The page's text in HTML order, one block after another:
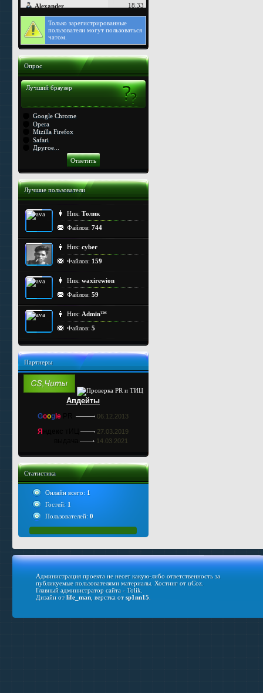
Только зарегистрированные
пользователи могут пользоваться
чатом.
Опрос
Лучший браузер
Google Chrome
Opera
Mizilla Firefox
Safari
Другое...
Лучшие пользователи
Ник: Толик
Файлов: 744
Ник: cyber
Файлов: 159
Ник: waxirewion
Файлов: 59
Ник: Admin™
Файлов: 5
Партнеры
Апдейты
Goog le 06.12.2013
Я 27.03.2019
14.03.2021
Статистика
Онлайн всего: 1
Гостей: 1
Пользователей: 0
Администрация проекта не несет какую-либо ответственность за
публикуемые пользователями материалы. Хостинг отuCoz.
Главный администратор сайта - Tolik.
Дизайн отlife_man, верстка отsp1nn15.